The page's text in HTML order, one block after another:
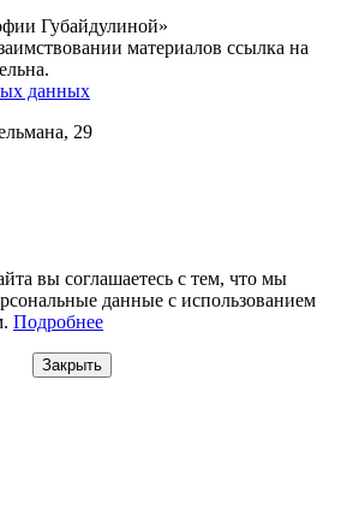
Губайдулиной»
материалов ссылка на
данных
29
вы соглашаетесь с тем, что мы
данные с использованием
Подробнее
Закрыть